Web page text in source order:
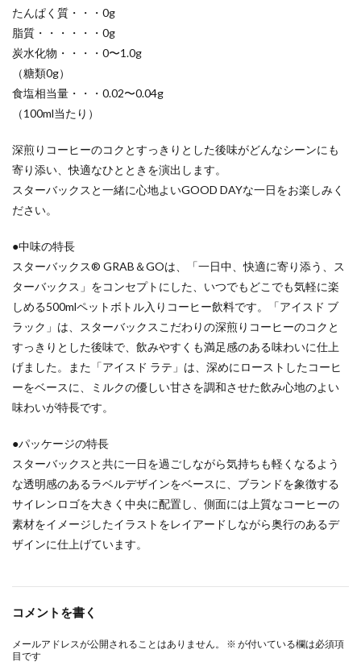
たんぱく質・・・0g
脂質・・・・・・0g
炭水化物・・・・0〜1.0g
（糖類0g）
食塩相当量・・・0.02〜0.04g
（100ml当たり）
深煎りコーヒーのコクとすっきりとした後味がどんなシーンにも
寄り添い、快適なひとときを演出します。
スターバックスと一緒に心地よいGOOD DAYな一日をお楽しみく
ださい。
●中味の特長
スターバックス® GRAB＆GOは、「一日中、快適に寄り添う、ス
ターバックス」をコンセプトにした、いつでもどこでも気軽に楽
しめる500mlペットボトル入りコーヒー飲料です。「アイスド ブ
ラック」は、スターバックスこだわりの深煎りコーヒーのコクと
すっきりとした後味で、飲みやすくも満足感のある味わいに仕上
げました。また「アイスド ラテ」は、深めにローストしたコーヒ
ーをベースに、ミルクの優しい甘さを調和させた飲み心地のよい
味わいが特長です。
●パッケージの特長
スターバックスと共に一日を過ごしながら気持ちも軽くなるよう
な透明感のあるラベルデザインをベースに、ブランドを象徴する
サイレンロゴを大きく中央に配置し、側面には上質なコーヒーの
素材をイメージしたイラストをレイアードしながら奥行のあるデ
ザインに仕上げています。
コメントを書く
メールアドレスが公開されることはありません。 ※ が付いている欄は必須項
目です